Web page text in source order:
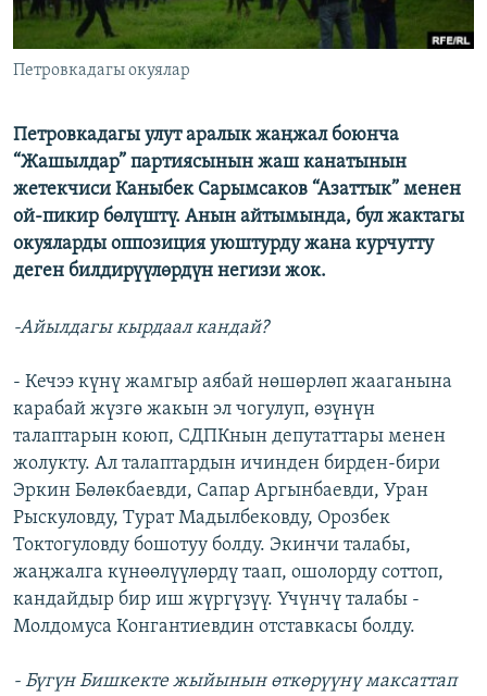
Петровкадагы окуялар
Петровкадагы улут аралык жаңжал боюнча
“Жашылдар” партиясынын жаш канатынын
жетекчиси Каныбек Сарымсаков “Азаттык” менен
ой-пикир бөлүштү. Анын айтымында, бул жактагы
окуяларды оппозиция уюштурду жана курчутту
деген билдирүүлөрдүн негизи жок.
-Айылдагы кырдаал кандай?
- Кечээ күнү жамгыр аябай нөшөрлөп жааганына
карабай жүзгө жакын эл чогулуп, өзүнүн
талаптарын коюп, СДПКнын депутаттары менен
жолукту. Ал талаптардын ичинден бирден-бири
Эркин Бөлөкбаевди, Сапар Аргынбаевди, Уран
Рыскуловду, Турат Мадылбековду, Орозбек
Токтогуловду бошотуу болду. Экинчи талабы,
жаңжалга күнөөлүүлөрдү таап, ошолорду соттоп,
кандайдыр бир иш жүргүзүү. Үчүнчү талабы -
Молдомуса Конгантиевдин отставкасы болду.
- Бүгүн Бишкекте жыйынын өткөрүүнү максаттап